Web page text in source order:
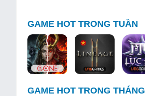
GAME HOT TRONG TUẦN
GAME HOT TRONG THÁNG